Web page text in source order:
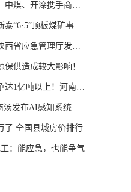
开滦携手商汤部署矿山
顶板煤矿事故致3
急管理厅发布2022年12
供造成较大影响！​
吨以上！河南发文优化
布AI感知系统助智能矿
了 全国县城房价排行
：能应急，也能争气